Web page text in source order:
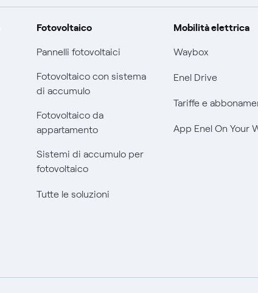
Fotovoltaico
Pannelli fotovoltaici
Fotovoltaico con sistema
di accumulo
Fotovoltaico da
appartamento
Sistemi di accumulo per
fotovoltaico
Tutte le soluzioni
Mobilità elettrica
Waybox
Enel Drive
Tariffe e
App Enel On Your